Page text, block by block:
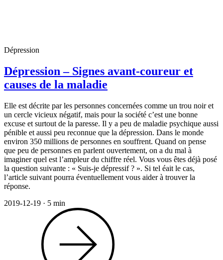
Dépression
Dépression – Signes avant-coureur et
causes de la maladie
Elle est décrite par les personnes concernées comme un trou noir et
un cercle vicieux négatif, mais pour la société c’est une bonne
excuse et surtout de la paresse. Il y a peu de maladie psychique aussi
pénible et aussi peu reconnue que la dépression. Dans le monde
environ 350 millions de personnes en souffrent. Quand on pense
que peu de personnes en parlent ouvertement, on a du mal à
imaginer quel est l’ampleur du chiffre réel. Vous vous êtes déjà posé
la question suivante : « Suis-je dépressif ? ». Si tel éait le cas,
l’article suivant pourra éventuellement vous aider à trouver la
réponse.
2019-12-19 · 5 min